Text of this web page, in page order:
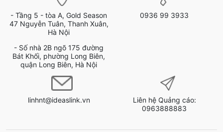
- Tầng 5 - tòa A, Gold Season
47 Nguyễn Tuân, Thanh Xuân,
Hà Nội
- Số nhà 2B ngõ 175 đường
Bát Khối, phường Long Biên,
quận Long Biên, Hà Nội
0936 99 3933
linhnt@ideaslink.vn
Liên hệ Quảng cáo:
0963888883